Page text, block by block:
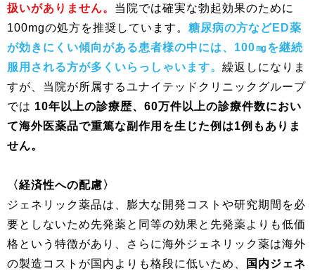
扱いがありません。 当院では確実な勃起効果のために
100mgの処方を推奨しています。 糖尿病の方などED薬
が効きにくい傾向がある患者様の中には、100㎎を継続
服用される方が多くいらっしゃいます。 繰返しになりま
すが、当院が所属するユナイテッドクリニックグループ
では 10年以上の診療歴、60万件以上の診療件数におい
て海外医薬品で重篤な副作用を生じた例は1例もありま
せん。
〈経済性への配慮〉
ジェネリック薬品は、膨大な開発コストや研究期間を必
要としないため先発薬と同等の効果と先発薬よりも低価
格という特徴があり、さらに海外ジェネリック薬は海外
の製造コストが国内よりも格段に低いため、
国内ジェネ